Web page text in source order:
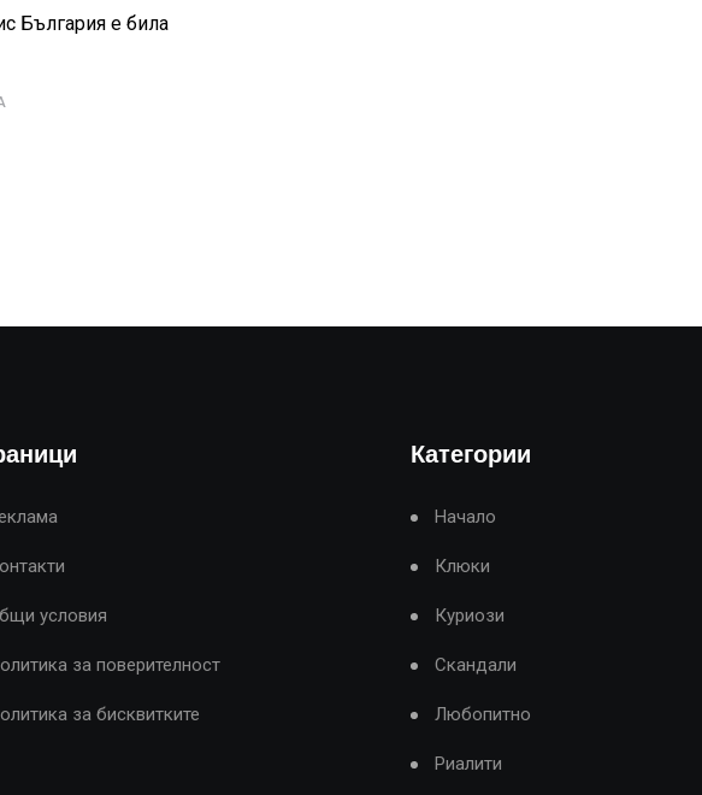
България е била
условия
за поверителност
за бисквитките
Категории
Начало
Клюки
Куриози
Скандали
Любопитно
Риалити